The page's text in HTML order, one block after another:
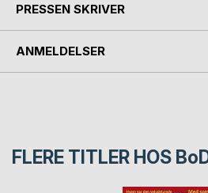
PRESSEN SKRIVER
ANMELDELSER
FLERE TITLER HOS